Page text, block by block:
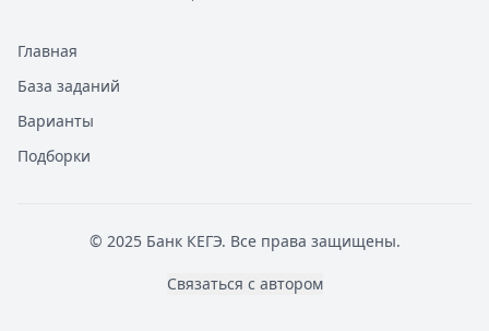
Главная
База заданий
Варианты
Подборки
© 2025 Банк КЕГЭ. Все права защищены.
Связаться с автором